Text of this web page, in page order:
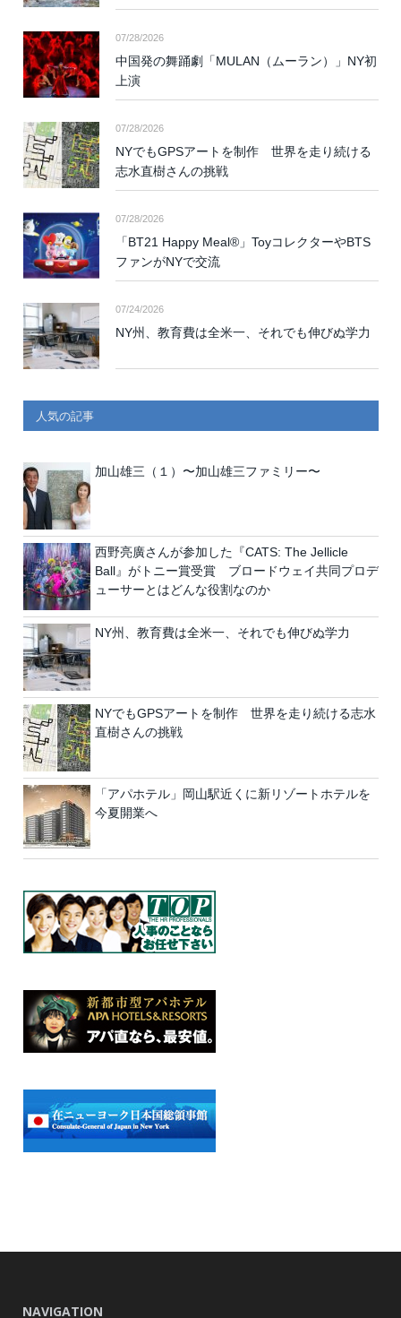
07/28/2026
中国発の舞踊劇「MULAN（ムーラン）」NY初
上演
07/28/2026
NYでもGPSアートを制作 世界を走り続ける
志水直樹さんの挑戦
07/28/2026
「BT21 Happy Meal®」ToyコレクターやBTS
ファンがNYで交流
07/24/2026
NY州、教育費は全米一、それでも伸びぬ学力
人気の記事
加山雄三（１）〜加山雄三ファミリー〜
西野亮廣さんが参加した『CATS: The Jellicle
Ball』がトニー賞受賞 ブロードウェイ共同プロデ
ューサーとはどんな役割なのか
NY州、教育費は全米一、それでも伸びぬ学力
NYでもGPSアートを制作 世界を走り続ける志水
直樹さんの挑戦
「アパホテル」岡山駅近くに新リゾートホテルを
今夏開業へ
NAVIGATION